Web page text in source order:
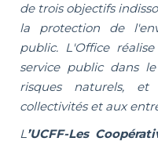
de trois objectifs
la protection de
public. L'Office
service public dans
risques naturels, et
collectivités et aux
L’UCFF-Les